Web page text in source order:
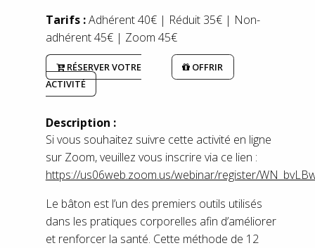
Tarifs :Adhérent 40€ | Réduit 35€ | Non-
adhérent 45€ | Zoom 45€
RÉSERVER VOTRE
ACTIVITÉ
OFFRIR
Description :
Si vous souhaitez suivre cette activité en ligne
sur Zoom, veuillez vous inscrire via ce lien :
https://us06web.zoom.us/webinar/register/
Le bâton est l’un des premiers outils utilisés
dans les pratiques corporelles afin d’améliorer
et renforcer la santé. Cette méthode de 12